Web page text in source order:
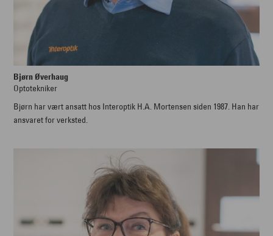
Bjørn Øverhaug
Optotekniker
Bjørn har vært ansatt hos Interoptik H.A. Mortensen siden 1987. Han har
ansvaret for verksted.